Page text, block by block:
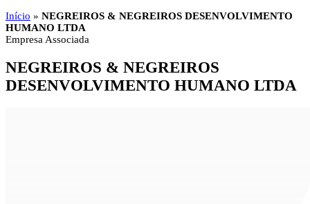
Início » NEGREIROS & NEGREIROS DESENVOLVIMENTO
HUMANO LTDA
Empresa Associada
NEGREIROS & NEGREIROS
DESENVOLVIMENTO HUMANO LTDA